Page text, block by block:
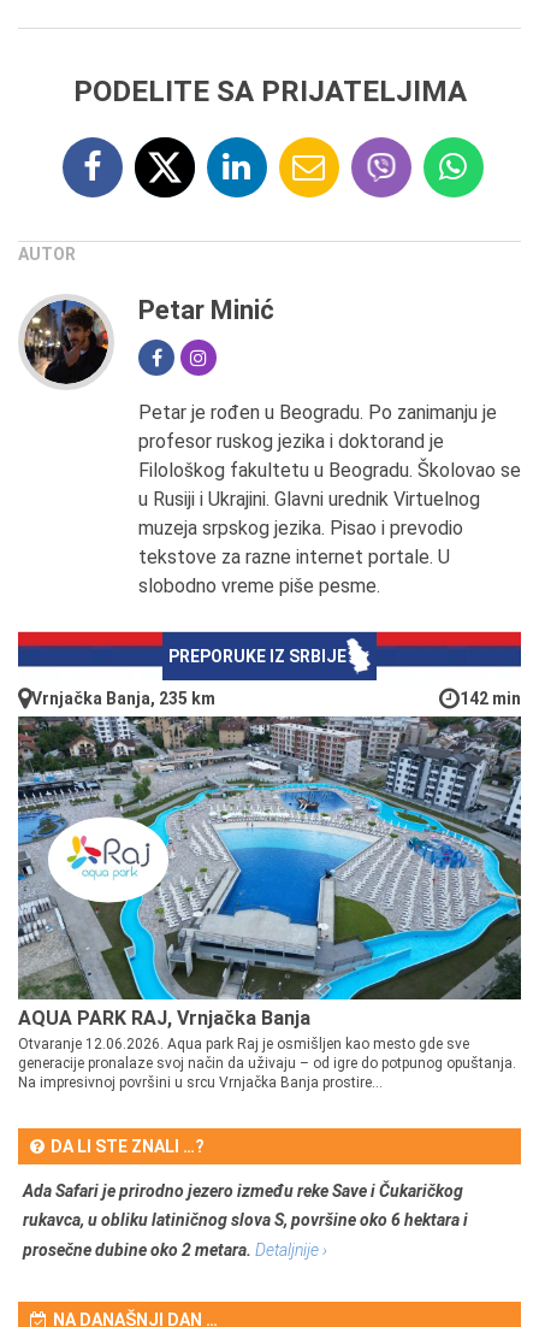
PODELITE SA PRIJATELJIMA
AUTOR
Petar Minić
Petar je rođen u Beogradu. Po zanimanju je
profesor ruskog jezika i doktorand je
Filološkog fakultetu u Beogradu. Školovao se
u Rusiji i Ukrajini. Glavni urednik Virtuelnog
muzeja srpskog jezika. Pisao i prevodio
tekstove za razne internet portale. U
slobodno vreme piše pesme.
PREPORUKE IZ SRBIJE
Vrnjačka Banja, 235 km 142 min
AQUA PARK RAJ, Vrnjačka Banja
Otvaranje 12.06.2026. Aqua park Raj je osmišljen kao mesto gde sve
generacije pronalaze svoj način da uživaju – od igre do potpunog opuštanja.
Na impresivnoj površini u srcu Vrnjačka Banja prostire...
DA LI STE ZNALI …?
Ada Safari je prirodno jezero između reke Save i Čukaričkog
rukavca, u obliku latiničnog slova S, površine oko 6 hektara i
prosečne dubine oko 2 metara. Detaljnije ›
NA DANAŠNJI DAN …